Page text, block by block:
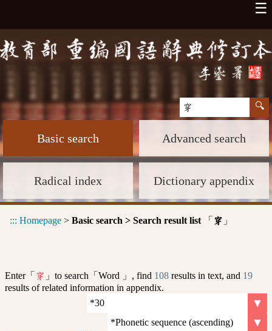
☰
Basic search Advanced search
Radical index Dictionary appendix
::: Homepage > Basic search > Search result list 「 穿 」
Enter「 穿 」to search「Word 」, find 108 results in text, and 19
results of related information in appendix.